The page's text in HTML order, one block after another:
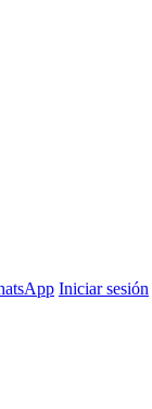
Iniciar sesión